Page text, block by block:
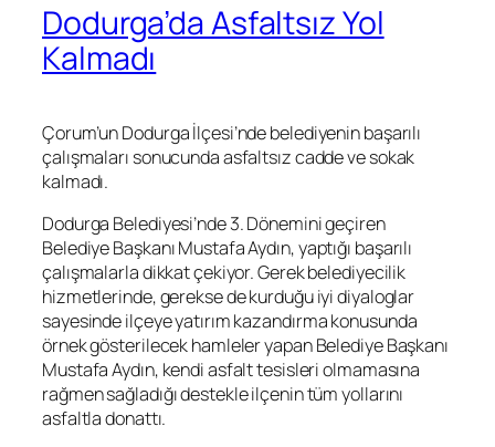
Dodurga’da Asfaltsız Yol
Kalmadı
Çorum’un Dodurga İlçesi’nde belediyenin başarılı
çalışmaları sonucunda asfaltsız cadde ve sokak
kalmadı.
Dodurga Belediyesi’nde 3. Dönemini geçiren
Belediye Başkanı Mustafa Aydın, yaptığı başarılı
çalışmalarla dikkat çekiyor. Gerek belediyecilik
hizmetlerinde, gerekse de kurduğu iyi diyaloglar
sayesinde ilçeye yatırım kazandırma konusunda
örnek gösterilecek hamleler yapan Belediye Başkanı
Mustafa Aydın, kendi asfalt tesisleri olmamasına
rağmen sağladığı destekle ilçenin tüm yollarını
asfaltla donattı.